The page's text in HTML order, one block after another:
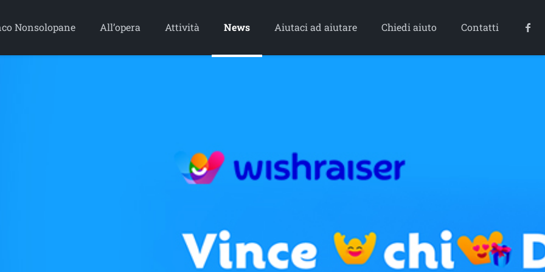
Nonsolopane All’opera Attività News Aiutaci ad aiutare Chiedi aiuto Contatti